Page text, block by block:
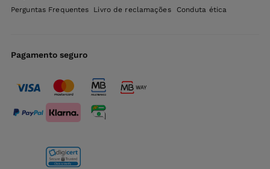
Perguntas Frequentes
Livro de reclamações
Conduta ética
Pagamento seguro